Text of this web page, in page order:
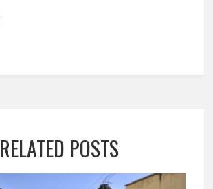
RELATED POSTS